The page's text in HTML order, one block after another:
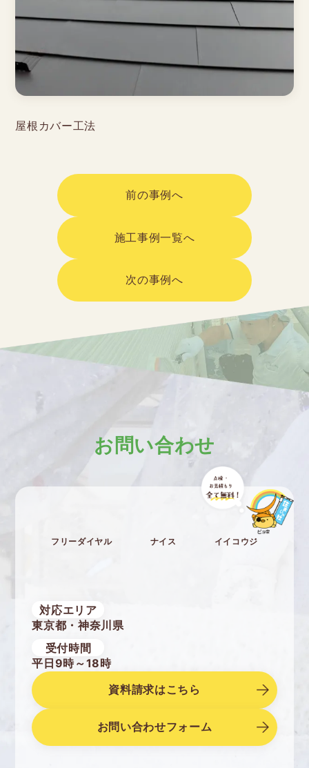
屋根カバー工法
前の事例へ
施工事例一覧へ
次の事例へ
お問い合わせ
フリーダイヤル ナイス イイコウジ
対応エリア
東京都・神奈川県
受付時間
平日9時～18時
資料請求はこちら
お問い合わせフォーム